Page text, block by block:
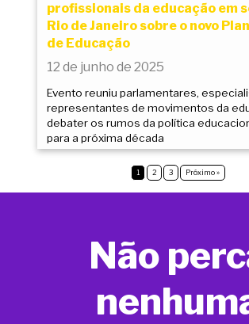
profissionais da educação em
Rio de Janeiro sobre o novo
de Educação
12 de junho de 2025
Evento reuniu parlamentares,
representantes de movimentos da
debater os rumos da política
para a próxima década
1 2 3 Próximo »
Não